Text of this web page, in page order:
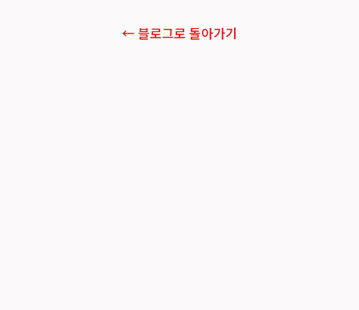
← 블로그로 돌아가기